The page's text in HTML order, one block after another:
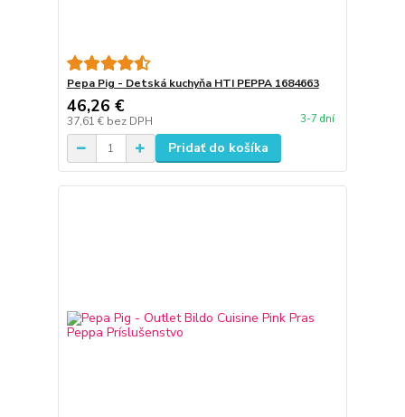
Pepa Pig - Detská kuchyňa HTI PEPPA 1684663
46,26 €
37,61 € bez DPH 3-7 dní
Pridať do košíka